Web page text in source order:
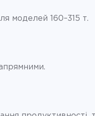
моделей 160–315 т.